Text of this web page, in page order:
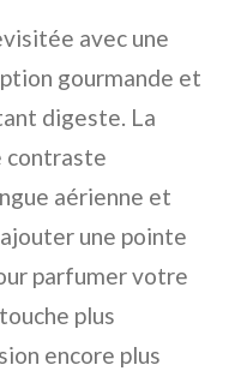
avec une
gourmande et
digeste. La
contraste
aérienne et
une pointe
parfumer votre
plus
encore plus